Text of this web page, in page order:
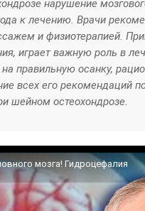
нарушение
к лечению. Врачи
и физиотерапией.
играет важную роль в
правильную осанку,
всех его рекомендаций
шейном остеохондрозе.
мозга! Гидроцефалия